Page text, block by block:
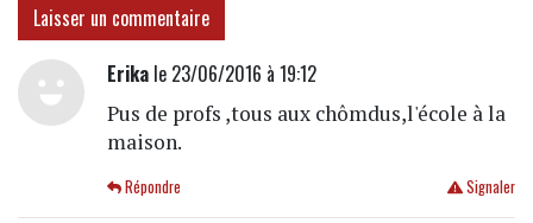
Laisser un commentaire
Erikale 23/06/2016 à 19:12
Pus de profs ,tous aux chômdus,l'école à la
maison.
Signaler
Répondre